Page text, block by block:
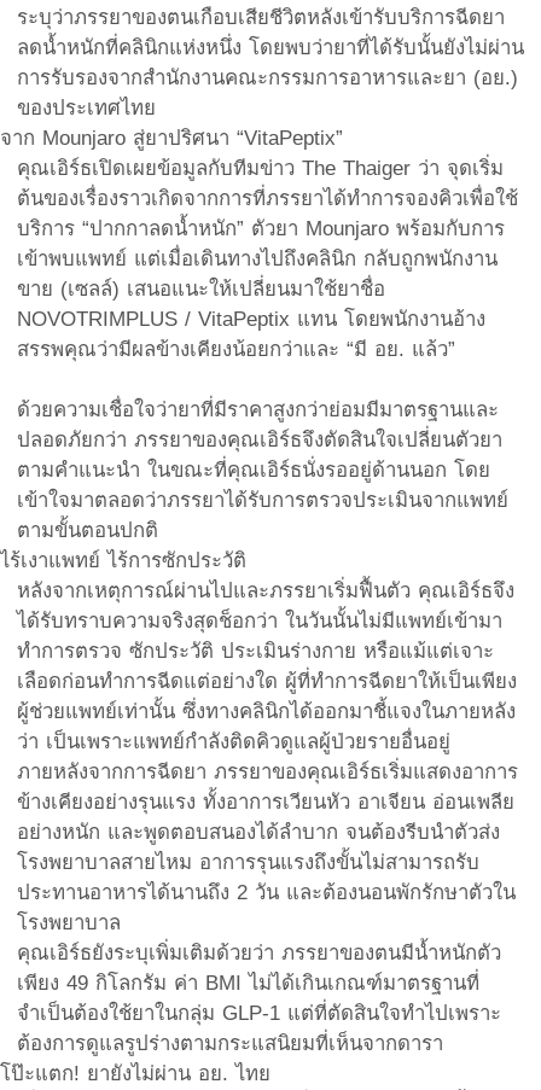
ระบุว่าภรรยาของตนเกือบเสียชีวิตหลังเข้ารับบริการฉีดยา
ลดน้ำหนักที่คลินิกแห่งหนึ่ง โดยพบว่ายาที่ได้รับนั้นยังไม่ผ่าน
การรับรองจากสำนักงานคณะกรรมการอาหารและยา (อย.)
ของประเทศไทย
จาก Mounjaro สู่ยาปริศนา “VitaPeptix”
คุณเอิร์ธเปิดเผยข้อมูลกับทีมข่าว The Thaiger ว่า จุดเริ่ม
ต้นของเรื่องราวเกิดจากการที่ภรรยาได้ทำการจองคิวเพื่อใช้
บริการ “ปากกาลดน้ำหนัก” ตัวยา Mounjaro พร้อมกับการ
เข้าพบแพทย์ แต่เมื่อเดินทางไปถึงคลินิก กลับถูกพนักงาน
ขาย (เซลล์) เสนอแนะให้เปลี่ยนมาใช้ยาชื่อ
NOVOTRIMPLUS / VitaPeptix แทน โดยพนักงานอ้าง
สรรพคุณว่ามีผลข้างเคียงน้อยกว่าและ “มี อย. แล้ว”
ด้วยความเชื่อใจว่ายาที่มีราคาสูงกว่าย่อมมีมาตรฐานและ
ปลอดภัยกว่า ภรรยาของคุณเอิร์ธจึงตัดสินใจเปลี่ยนตัวยา
ตามคำแนะนำ ในขณะที่คุณเอิร์ธนั่งรออยู่ด้านนอก โดย
เข้าใจมาตลอดว่าภรรยาได้รับการตรวจประเมินจากแพทย์
ตามขั้นตอนปกติ
ไร้เงาแพทย์ ไร้การซักประวัติ
หลังจากเหตุการณ์ผ่านไปและภรรยาเริ่มฟื้นตัว คุณเอิร์ธจึง
ได้รับทราบความจริงสุดช็อกว่า ในวันนั้นไม่มีแพทย์เข้ามา
ทำการตรวจ ซักประวัติ ประเมินร่างกาย หรือแม้แต่เจาะ
เลือดก่อนทำการฉีดแต่อย่างใด ผู้ที่ทำการฉีดยาให้เป็นเพียง
ผู้ช่วยแพทย์เท่านั้น ซึ่งทางคลินิกได้ออกมาชี้แจงในภายหลัง
ว่า เป็นเพราะแพทย์กำลังติดคิวดูแลผู้ป่วยรายอื่นอยู่
ภายหลังจากการฉีดยา ภรรยาของคุณเอิร์ธเริ่มแสดงอาการ
ข้างเคียงอย่างรุนแรง ทั้งอาการเวียนหัว อาเจียน อ่อนเพลีย
อย่างหนัก และพูดตอบสนองได้ลำบาก จนต้องรีบนำตัวส่ง
โรงพยาบาลสายไหม อาการรุนแรงถึงขั้นไม่สามารถรับ
ประทานอาหารได้นานถึง 2 วัน และต้องนอนพักรักษาตัวใน
โรงพยาบาล
คุณเอิร์ธยังระบุเพิ่มเติมด้วยว่า ภรรยาของตนมีน้ำหนักตัว
เพียง 49 กิโลกรัม ค่า BMI ไม่ได้เกินเกณฑ์มาตรฐานที่
จำเป็นต้องใช้ยาในกลุ่ม GLP-1 แต่ที่ตัดสินใจทำไปเพราะ
ต้องการดูแลรูปร่างตามกระแสนิยมที่เห็นจากดารา
โป๊ะแตก! ยายังไม่ผ่าน อย. ไทย